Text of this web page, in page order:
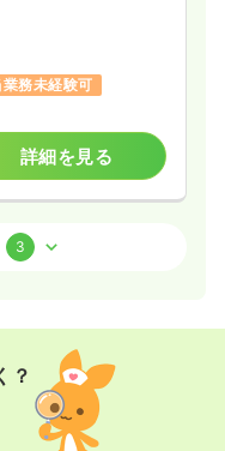
業務未経験可
詳細を見る
上
3
？